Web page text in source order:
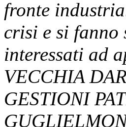
fronte
crisi e si fanno
interessati ad
VECCHIA
GESTIONI